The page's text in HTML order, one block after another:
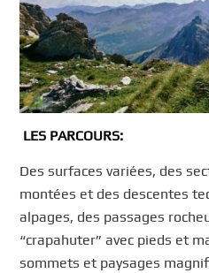
LES PARCOURS:
Des surfaces variées, des
montées et des descentes
alpages, des passages
“crapahuter” avec pieds et
sommets et paysages